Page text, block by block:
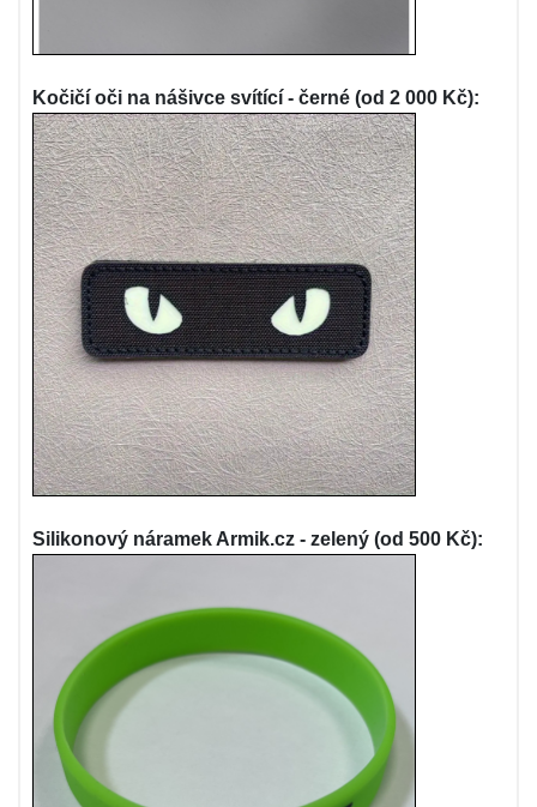
Kočičí oči na nášivce svítící - černé (od 2 000 Kč):
Silikonový náramek Armik.cz - zelený (od 500 Kč):